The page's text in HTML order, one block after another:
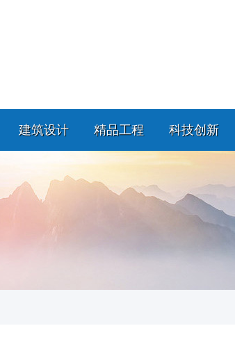
建筑设计 精品工程 科技创新